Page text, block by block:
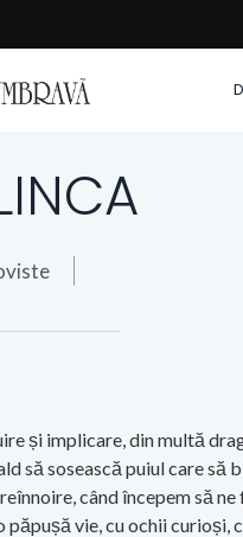
și implicare, din multă
să sosească puiul care să
când începem să
vie, cu ochii curioși,